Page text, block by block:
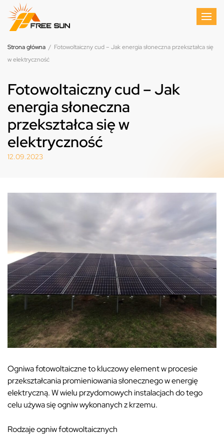
Strona główna / Fotowoltaiczny cud – Jak energia słoneczna przekształca się
w elektryczność
Fotowoltaiczny cud – Jak
energia słoneczna
przekształca się w
elektryczność
12.09.2023
Ogniwa fotowoltaiczne to kluczowy element w procesie
przekształcania promieniowania słonecznego w energię
elektryczną. W wielu przydomowych instalacjach do tego
celu używa się ogniw wykonanych z krzemu.
Rodzaje ogniw fotowoltaicznych